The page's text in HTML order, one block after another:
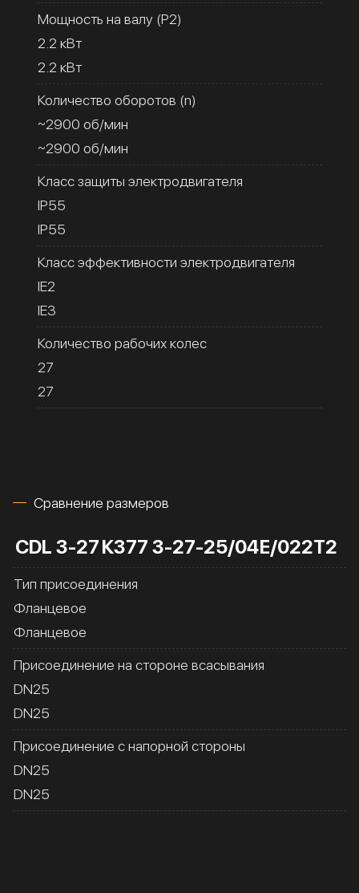
Мощность на валу (Р2)
2.2 кВт
2.2 кВт
Количество оборотов (n)
~2900 об/мин
~2900 об/мин
Класс защиты электродвигателя
IP55
IP55
Класс эффективности электродвигателя
IE2
IE3
Количество рабочих колес
27
27
Сравнение размеров
CDL 3-27К377 3-27-25/04Е/022Т2
Тип присоединения
Фланцевое
Фланцевое
Присоединение на стороне всасывания
DN25
DN25
Присоединение с напорной стороны
DN25
DN25